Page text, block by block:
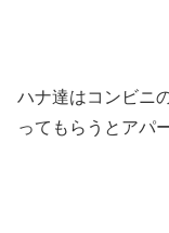
ハナ達はコンビニ
ってもらうとアパ